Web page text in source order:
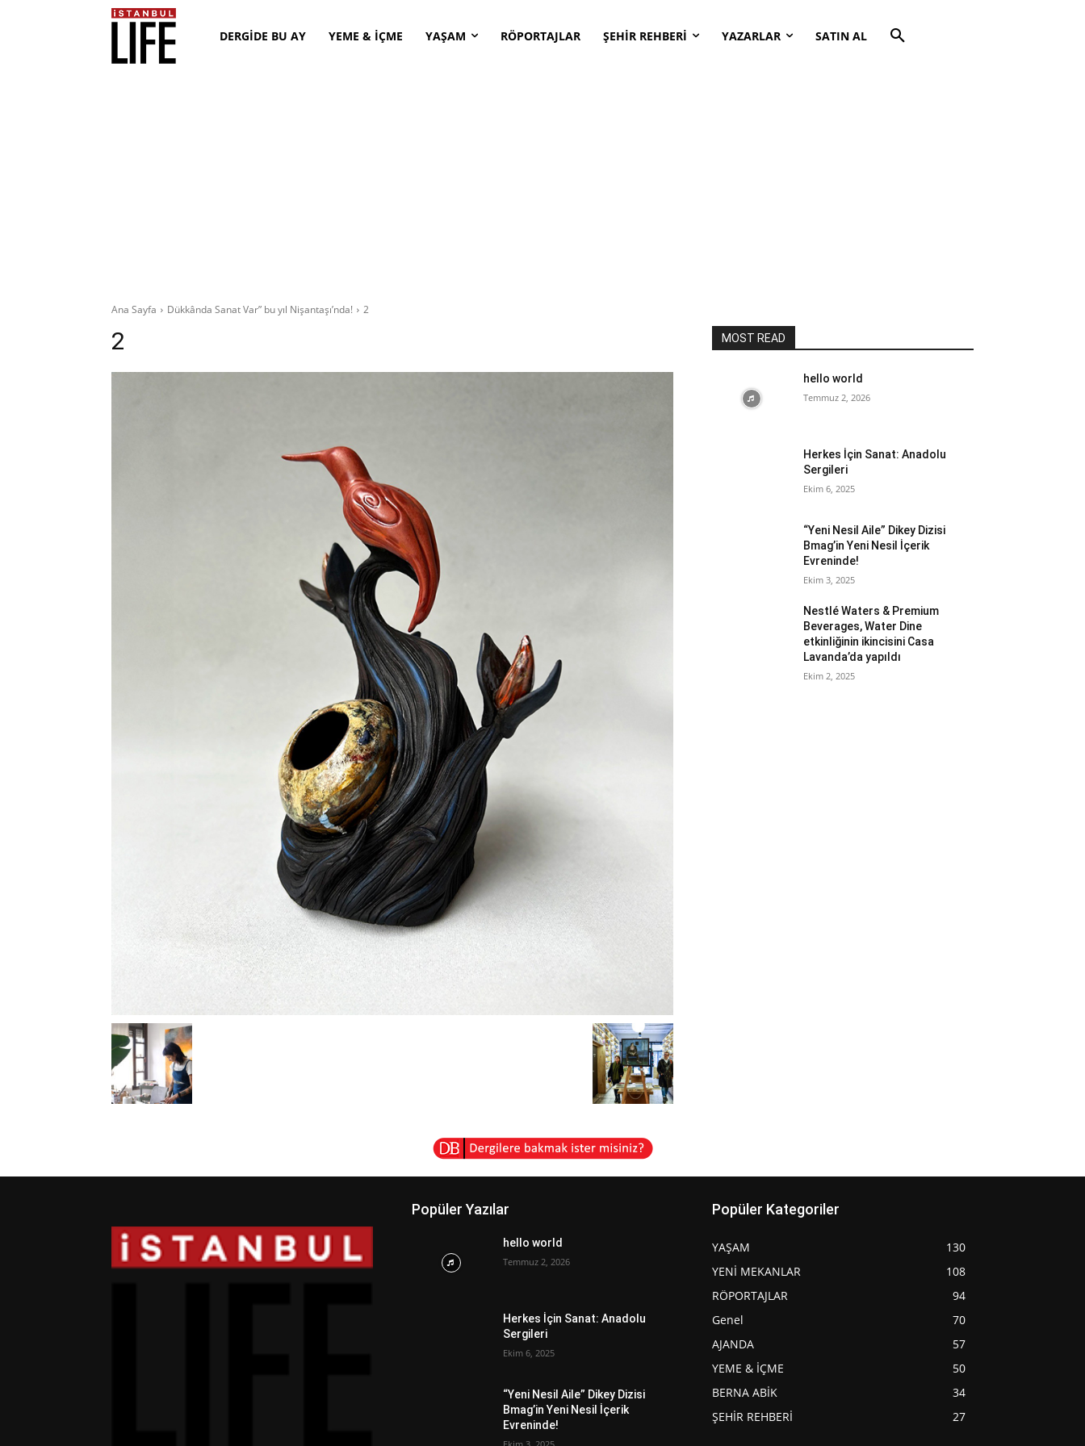
DERGİDE BU AY YEME & İÇME YAŞAM RÖPORTAJLAR ŞEHİR REHBERİ YAZARLAR SATIN AL
Ana Sayfa Dükkânda Sanat Var” bu yıl Nişantaşı’nda! 2
2 MOST READ
hello world
Temmuz 2, 2026
Herkes İçin Sanat: Anadolu
Sergileri
Ekim 6, 2025
“Yeni Nesil Aile” Dikey Dizisi
Bmag’in Yeni Nesil İçerik
Evreninde!
Ekim 3, 2025
Nestlé Waters & Premium
Beverages, Water Dine
etkinliğinin ikincisini Casa
Lavanda’da yapıldı
Ekim 2, 2025
Popüler Yazılar
hello world
Temmuz 2, 2026
Herkes İçin Sanat: Anadolu
Sergileri
Ekim 6, 2025
“Yeni Nesil Aile” Dikey Dizisi
Bmag’in Yeni Nesil İçerik
Evreninde!
Popüler Kategoriler
YAŞAM
130
YENİ MEKANLAR
108
RÖPORTAJLAR
94
Genel
70
AJANDA
57
YEME & İÇME
50
BERNA ABİK
34
ŞEHİR REHBERİ
27